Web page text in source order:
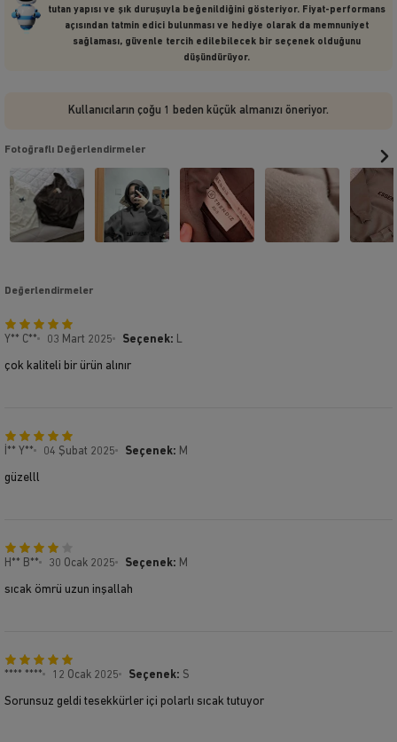
tutan yapısı ve şık duruşuyla beğenildiğini gösteriyor. Fiyat-performans
açısından tatmin edici bulunması ve hediye olarak da memnuniyet
sağlaması, güvenle tercih edilebilecek bir seçenek olduğunu
düşündürüyor.
Kullanıcıların çoğu 1 beden küçük almanızı öneriyor.
Fotoğraflı Değerlendirmeler
Değerlendirmeler
Y** C** 03 Mart 2025 Seçenek: L
çok kaliteli bir ürün alınır
İ** Y** 04 Şubat 2025 Seçenek: M
güzelll
H** B** 30 Ocak 2025 Seçenek: M
sıcak ömrü uzun inşallah
**** **** 12 Ocak 2025 Seçenek: S
Sorunsuz geldi tesekkürler içi polarlı sıcak tutuyor